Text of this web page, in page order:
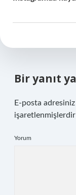
Bir yanıt
E-posta
işaretlenmişlerdir
Yorum